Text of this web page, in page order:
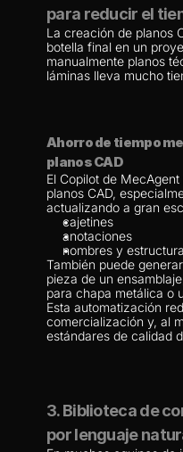
para reducir el
La creación de planos
botella final en un
manualmente planos
láminas lleva mucho
Ahorro de tiempo
planos CAD
El Copilot de
planos CAD,
actualizando a gran
cajetines
anotaciones
nombres y
También puede
pieza de un
para chapa metálica o
Esta automatización
comercialización y, al
estándares de calidad
3. Biblioteca de
por lenguaje